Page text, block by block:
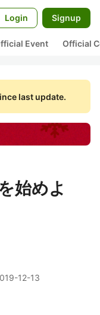
Login Signup
Event Official
last update.
始めよ
12-13